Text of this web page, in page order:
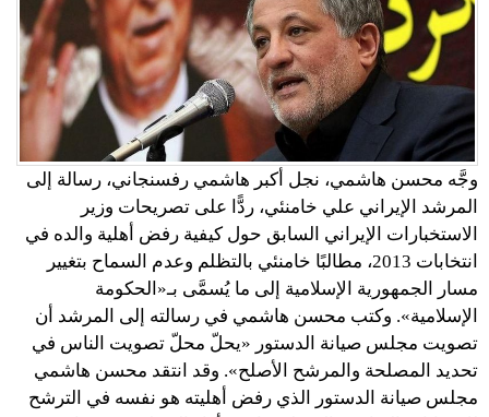
وجَّه محسن هاشمي، نجل أكبر هاشمي رفسنجاني، رسالة إلى
المرشد الإيراني علي خامنئي، ردًّا على تصريحات وزير
الاستخبارات الإيراني السابق حول كيفية رفض أهلية والده في
انتخابات 2013، مطالبًا خامنئي بالتظلم وعدم السماح بتغيير
مسار الجمهورية الإسلامية إلى ما يُسمَّى بـ«الحكومة
الإسلامية». وكتب محسن هاشمي في رسالته إلى المرشد أن
تصويت مجلس صيانة الدستور «يحلّ محلّ تصويت الناس في
تحديد المصلحة والمرشح الأصلح». وقد انتقد محسن هاشمي
مجلس صيانة الدستور الذي رفض أهليته هو نفسه في الترشح